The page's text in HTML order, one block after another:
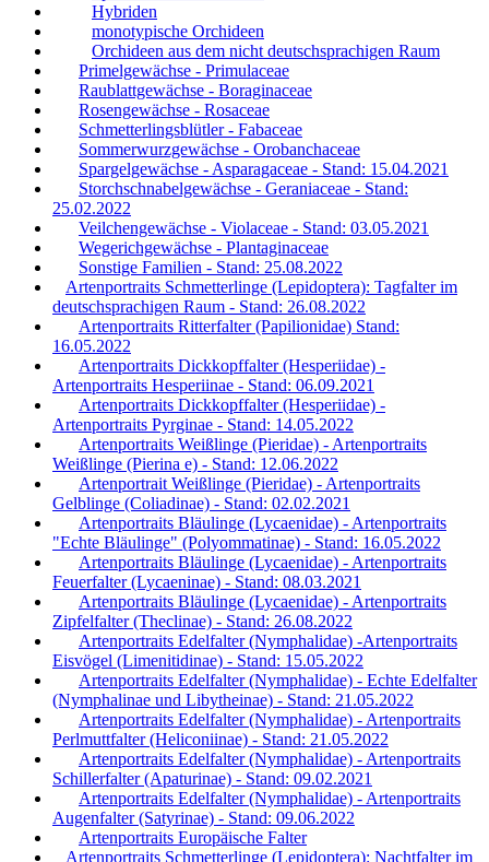
Hybriden
monotypische Orchideen
Orchideen aus dem nicht deutschsprachigen Raum
Primelgewächse - Primulaceae
Raublattgewächse - Boraginaceae
Rosengewächse - Rosaceae
Schmetterlingsblütler - Fabaceae
Sommerwurzgewächse - Orobanchaceae
Spargelgewächse - Asparagaceae - Stand: 15.04.2021
Storchschnabelgewächse - Geraniaceae - Stand:
25.02.2022
Veilchengewächse - Violaceae - Stand: 03.05.2021
Wegerichgewächse - Plantaginaceae
Sonstige Familien - Stand: 25.08.2022
Artenportraits Schmetterlinge (Lepidoptera): Tagfalter im
deutschsprachigen Raum - Stand: 26.08.2022
Artenportraits Ritterfalter (Papilionidae) Stand:
16.05.2022
Artenportraits Dickkopffalter (Hesperiidae) -
Artenportraits Hesperiinae - Stand: 06.09.2021
Artenportraits Dickkopffalter (Hesperiidae) -
Artenportraits Pyrginae - Stand: 14.05.2022
Artenportraits Weißlinge (Pieridae) - Artenportraits
Weißlinge (Pierina e) - Stand: 12.06.2022
Artenportrait Weißlinge (Pieridae) - Artenportraits
Gelblinge (Coliadinae) - Stand: 02.02.2021
Artenportraits Bläulinge (Lycaenidae) - Artenportraits
"Echte Bläulinge" (Polyommatinae) - Stand: 16.05.2022
Artenportraits Bläulinge (Lycaenidae) - Artenportraits
Feuerfalter (Lycaeninae) - Stand: 08.03.2021
Artenportraits Bläulinge (Lycaenidae) - Artenportraits
Zipfelfalter (Theclinae) - Stand: 26.08.2022
Artenportraits Edelfalter (Nymphalidae) -Artenportraits
Eisvögel (Limenitidinae) - Stand: 15.05.2022
Artenportraits Edelfalter (Nymphalidae) - Echte Edelfalter
(Nymphalinae und Libytheinae) - Stand: 21.05.2022
Artenportraits Edelfalter (Nymphalidae) - Artenportraits
Perlmuttfalter (Heliconiinae) - Stand: 21.05.2022
Artenportraits Edelfalter (Nymphalidae) - Artenportraits
Schillerfalter (Apaturinae) - Stand: 09.02.2021
Artenportraits Edelfalter (Nymphalidae) - Artenportraits
Augenfalter (Satyrinae) - Stand: 09.06.2022
Artenportraits Europäische Falter
Artenportraits Schmetterlinge (Lepidoptera): Nachtfalter im